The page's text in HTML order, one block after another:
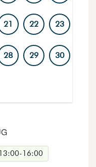
21 22 23
28 29 30
16:00